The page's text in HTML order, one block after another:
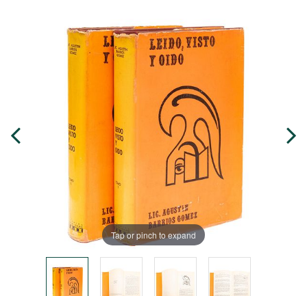
Tap or pinch to expand